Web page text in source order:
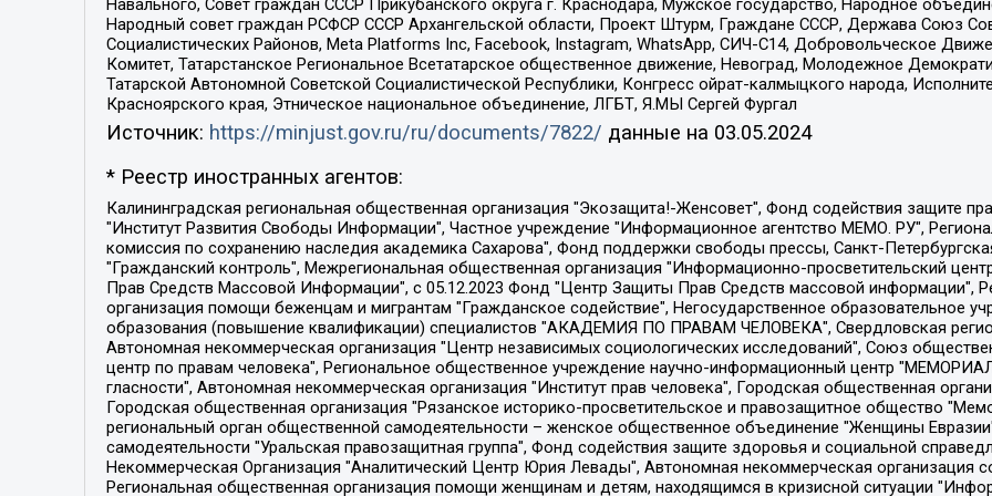
Навального, Совет граждан СССР Прикубанского округа г. Краснодара, Мужское государство, Народное
Народный совет граждан РСФСР СССР Архангельской области, Проект Штурм, Граждане СССР, Держава Союз
Социалистических Районов, Meta Platforms Inc, Facebook, Instagram, WhatsApp, СИЧ-С14, Добровольческое
Комитет, Татарстанское Региональное Всетатарское общественное движение, Невоград, Молодежное
Татарской Автономной Советской Социалистической Республики, Конгресс ойрат-калмыцкого народа,
Красноярского края, Этническое национальное объединение, ЛГБТ, Я.МЫ Сергей Фургал
Источник: https://minjust.gov.ru/ru/documents/7822/ данные на 03.05.2024
* Реестр иностранных агентов:
Калининградская региональная общественная организация "Экозащита!-Женсовет", Фонд содействия защите прав и свобод граждан "Общественный вердикт", Фонд "Институт Развития Свободы Информации", Частное учреждение "Информационное агентство МЕМО. РУ", Региональная общественная организация "Общественная комиссия по сохранению наследия академика Сахарова", Фонд поддержки свободы прессы, Санкт-Петербургская общественная правозащитная организация "Гражданский контроль", Межрегиональная общественная организация "Информационно-просветительский центр "Мемориал", Региональный Фонд "Центр Защиты Прав Средств Массовой Информации", с 05.12.2023 Фонд "Центр Защиты Прав Средств массовой информации", Региональная общественная благотворительная организация помощи беженцам и мигрантам "Гражданское содействие", Негосударственное образовательное учреждение дополнительного профессионального образования (повышение квалификации) специалистов "АКАДЕМИЯ ПО ПРАВАМ ЧЕЛОВЕКА", Свердловская региональная общественная организация "Сутяжник", Автономная некоммерческая организация "Центр независимых социологических исследований", Союз общественных объединений "Российский исследовательский центр по правам человека", Региональное общественное учреждение научно-информационный центр "МЕМОРИАЛ", Некоммерческая организация "Фонд защиты гласности", Автономная некоммерческая организация "Институт прав человека", Городская общественная организация "Екатеринбургское общество "МЕМОРИАЛ", Городская общественная организация "Рязанское историко-просветительское и правозащитное общество "Мемориал" (Рязанский Мемориал), Челябинский региональный орган общественной самодеятельности – женское общественное объединение "Женщины Евразии", Челябинский региональный орган общественной самодеятельности "Уральская правозащитная группа", Фонд содействия защите здоровья и социальной справедливости имени Андрея Рылькова, Автономная Некоммерческая Организация "Аналитический Центр Юрия Левады", Автономная некоммерческая организация социальной поддержки населения "Проект Апрель", Региональная общественная организация помощи женщинам и детям, находящимся в кризисной ситуации "Информационно-методический центр "Анна", Фонд содействия развитию массовых коммуникаций и правовому просвещению "Так-так-Так", Фонд содействия устойчивому развитию "Серебряная тайга", Свердловский региональный общественный фонд социальных проектов "Новое время", "Idel.Реалии", Кавказ.Реалии, Крым.Реалии, Телеканал Настоящее Время, Татаро-башкирская служба Радио Свобода (Azatliq Radiosi), Радио Свободная Европа/Радио Свобода (PCE/PC), "Сибирь.Реалии", "Фактограф", Благотворительный фонд помощи осужденным и их семьям, Автономная некоммерческая организация "Институт глобализации и социальных движений", Фонд "В защиту прав заключенных", Частное учреждение "Центр поддержки и содействия развитию средств массовой информации", Пензенский региональный общественный благотворительный фонд "Гражданский союз", "Север.Реалии", Некоммерческая организация Фонд "Правовая инициатива", Общество с ограниченной ответственностью "Радио Свободная Европа/Радио Свобода", Чешское информационное агентство "MEDIUM-ORIENT", Красноярская региональная общественная организация "Мы против СПИДа", Камалягин Денис Николаевич, Маркелов Сергей Евгеньевич, Пономарев Лев Александрович, Савицкая Людмила Алексеевна, Автономная некоммерческая организация "Центр по работе с проблемой насилия "НАСИЛИЮ.НЕТ", Межрегиональный профессиональный союз работников здравоохранения "Альянс врачей", Юридическое лицо, зарегистрированное в Латвийской Республике, SIA "Medusa Project" (регистрационный номер 40103797863, дата регистрации 10.06.2014), Некоммерческая организация "Фонд по борьбе с коррупцией", Автономная некоммерческая организация "Институт права и публичной политики", Баданин Роман Сергеевич, Гликин Максим Александрович, Железнова Мария Михайловна, Лукьянова Юлия Сергеевна, Маетная Елизавета Витальевна, Маняхин Петр Борисович, Чуракова Ольга Владимировна, Ярош Юлия Петровна, Юридическое лицо "The Insider SIA", зарегистрированное в Риге, Латвийская Республика (дата регистрации 26.06.2015), являющееся администратором доменного имени интернет-издания "The Insider SIA", https://theins.ru, Постернак Алексей Евгеньевич, Рубин Михаил Аркадьевич, Анин Роман Александрович, Юридическое лицо Istories fonds, зарегистрированное в Латвийской Республике (регистрационный номер 50008295751, дата регистрации 24.02.2020), Великовский Дмитрий Александрович, Долинина Ирина Николаевна, Мароховская Алеся Алексеевна, Шлейнов Роман Юрьевич, Шмагун Олеся Валентиновна, Общество с ограниченной ответственностью "Альтаир 2021", Общество с ограниченной ответственностью "Вега 2021", Общество с ограниченной ответственностью "Главный редактор 2021", Общество с ограниченной ответственностью "Ромашки монолит", Важенков Артем Валерьевич, Ивановская областная общественная организация "Центр гендерных исследований", Гурман Юрий Альбертович, Медиапроект "ОВД-Инфо", Егоров Владимир Владимирович, Жилинский Владимир Александрович, Общество с ограниченной ответственностью "ЗП", Иванова София Юрьевна, Карезина Инна Павловна, Кильтау Екатерина Викторовна, Петров Алексей Викторович, Пискунов Сергей Евгеньевич, Смирнов Сергей Сергеевич, Тихонов Михаил Сергеевич, Общество с ограниченной ответственностью "ЖУРНАЛИСТ-ИНОСТРАННЫЙ АГЕНТ", Арапова Галина Юрьевна, Вольтская Татьяна Анатольевна, Американская компания "Mason G.E.S. Anonymous Foundation" (США), являющаяся владельцем интернет-издания https://mnews.world/, Компания "Stichting Bellingcat", зарегистрированная в Нидерландах (дата регистрации 11.07.2018), Захаров Андрей Вячеславович, Клепиковская Екатерина Дмитриевна, Общество с ограниченной ответственностью "МЕМО", Перл Роман Александрович, Симонов Евгений Алексеевич, Соловьева Елена Анатольевна, Сотников Даниил Владимирович, Сурначева Елизавета Дмитриевна, Автономная некоммерческая организация по защите прав человека и информированию населения "Якутия – Наше Мнение", Общество с ограниченной ответственностью "Москоу диджитал медиа", с 26.01.2023 Общество с ограниченной ответственностью "Чайка Белые сады", Ветошкина Валерия Валерьевна, Заговора Максим Александрович, Межрегиональное общественное движение "Российская ЛГБТ - сеть", Оленичев Максим Владимирович, Павлов Иван Юрьевич, Скворцова Елена Сергеевна, Общество с ограниченной ответственностью "Как бы инагент", Кочетков Игорь Викторович, Общество с ограниченной ответственностью "Честные выборы", Еланчик Олег Александрович, Общество с ограниченной ответственностью "Нобелевский призыв", Гималова Регина Эмилевна, Григорьев Андрей Валерьевич, Григорьева Алина Александровна, Ассоциация по содействию защите прав призывников, альтернативнослужащих и военнослужащих "Правозащитная группа